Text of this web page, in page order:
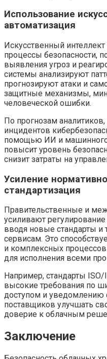
Использование
автоматизация
Искусственный
процессы безопасности,
выявления угроз и
системы анализируют
прогнозируют атаки и
защитные механизмы,
человеческой ошибки.
По прогнозам
инцидентов
помощью ИИ и машинного
повысит уровень
снизит затраты на
Усиление
стандартизация
Правительственные и
усиливают
вводя новые стандарты и
сервисам. Это
и комплексных процессов
для исполнения всеми
Например, стандарты
высокие требования по
доступом и уведомлению
поставщиков улучшать
доверие к облачным
Заключение